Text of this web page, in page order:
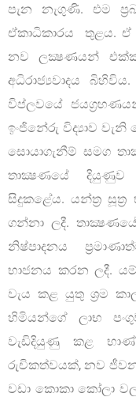
පැන නැගුණි. එම
ඒකාධිකාරය තුළය. ඒ
නව ලක්‍ෂණයන්
අධිරාජ්‍යවාදය
විප්ලවයේ
ඉංජිනේරු විද්‍යාව
සොයාගැනීම් සමග
තාක්‍ෂණයේ
සිදුකළේය. යන්ත්‍ර
ගන්නා ලදී.
නිෂ්පාදනය
භාජනය කරන ලදී.
වැය කළ යුතු ශ‍්‍රම
හිමියන්ගේ ලාභ
වැඩිදියුණු කළ
රුචිකත්වයක්, නව ජීවන
වඩා කොකා කෝලා